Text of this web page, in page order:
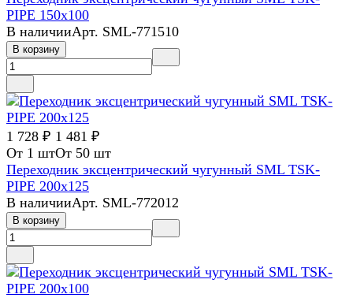
PIPE 150х100
В наличииАрт. SML-771510
В корзину
1 728 ₽
От 1 шт
1 481 ₽
От 50 шт
Переходник эксцентрический чугунный SML TSK-
PIPE 200х125
В наличииАрт. SML-772012
В корзину